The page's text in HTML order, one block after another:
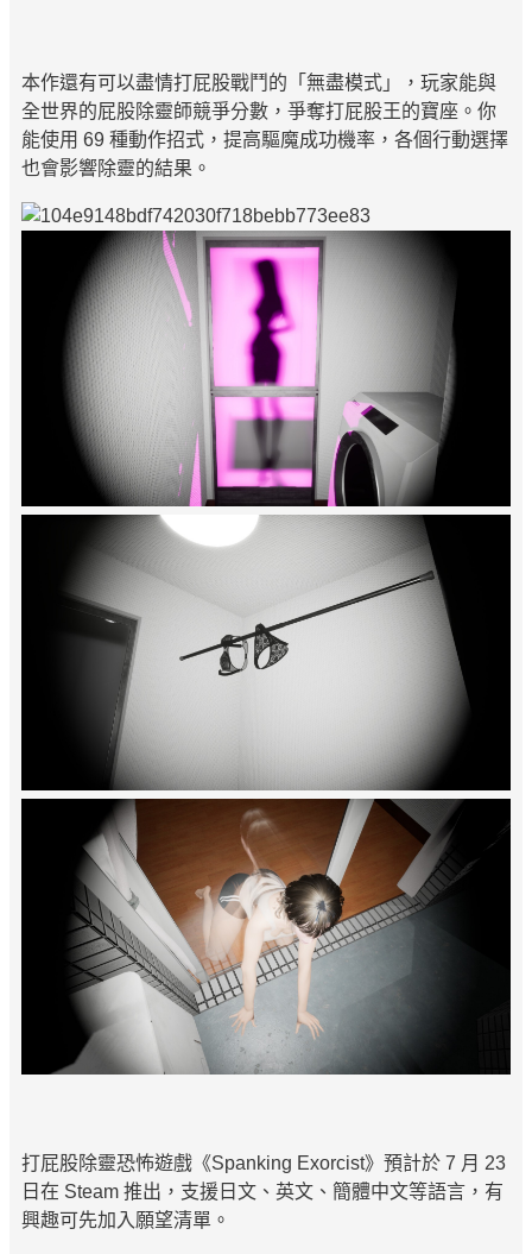
本作還有可以盡情打屁股戰鬥的「無盡模式」，玩家能與
全世界的屁股除靈師競爭分數，爭奪打屁股王的寶座。你
能使用 69 種動作招式，提高驅魔成功機率，各個行動選擇
也會影響除靈的結果。
打屁股除靈恐怖遊戲《Spanking Exorcist》預計於 7 月 23
日在 Steam 推出，支援日文、英文、簡體中文等語言，有
興趣可先加入願望清單。